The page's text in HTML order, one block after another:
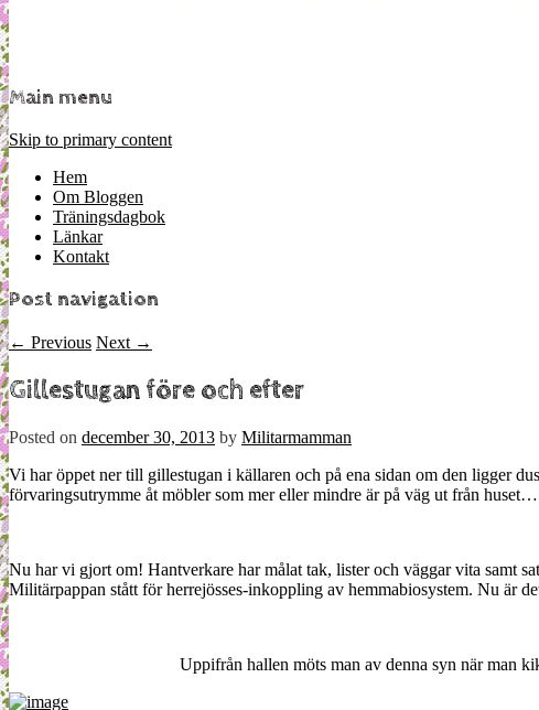
Main menu
Skip to primary content
Hem
Om Bloggen
Träningsdagbok
Länkar
Kontakt
Post navigation
← Previous Next →
Gillestugan före och efter
Posted on december 30, 2013 by Militarmamman
Vi har öppet ner till gillestugan i källaren och på ena sidan om den ligger
förvaringsutrymme åt möbler som mer eller mindre är på väg ut från
Nu har vi gjort om! Hantverkare har målat tak, lister och väggar vita samt
Militärpappan stått för herrejösses-inkoppling av hemmabiosystem. Nu är
Uppifrån hallen möts man av denna syn när man